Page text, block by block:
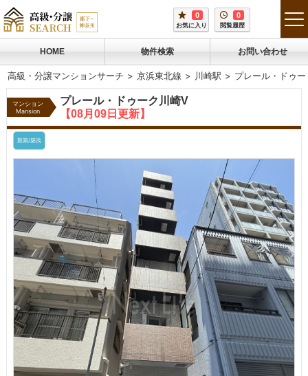
0
お気に入り
0
閲覧履歴
HOME 物件検索 お問い合わせ
高級・分譲マンションサーチ 京浜東北線 川崎駅 プレール・ドゥ
マンション
Mansion
プレール・ドゥーク川崎V
【08月09日更新】
新築/築浅